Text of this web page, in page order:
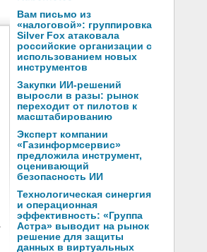
Вам письмо из
«налоговой»: группировка
Silver Fox атаковала
российские организации с
использованием новых
инструментов
Закупки ИИ-решений
выросли в разы: рынок
переходит от пилотов к
масштабированию
Эксперт компании
«Газинформсервис»
предложила инструмент,
оценивающий
безопасность ИИ
Технологическая синергия
и операционная
эффективность: «Группа
Астра» выводит на рынок
решение для защиты
данных в виртуальных